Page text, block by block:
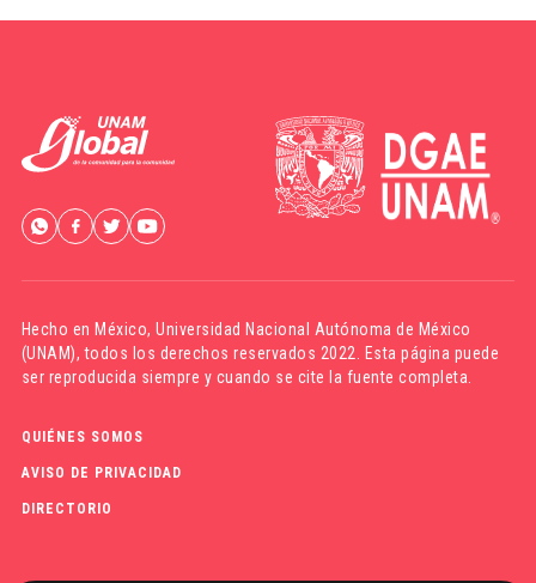
Hecho en México,Universidad Nacional Autónoma de México
(UNAM), todos los derechos reservados 2022. Esta página puede
ser reproducida siempre y cuando se cite la fuente completa.
QUIÉNES SOMOS
AVISO DE PRIVACIDAD
DIRECTORIO